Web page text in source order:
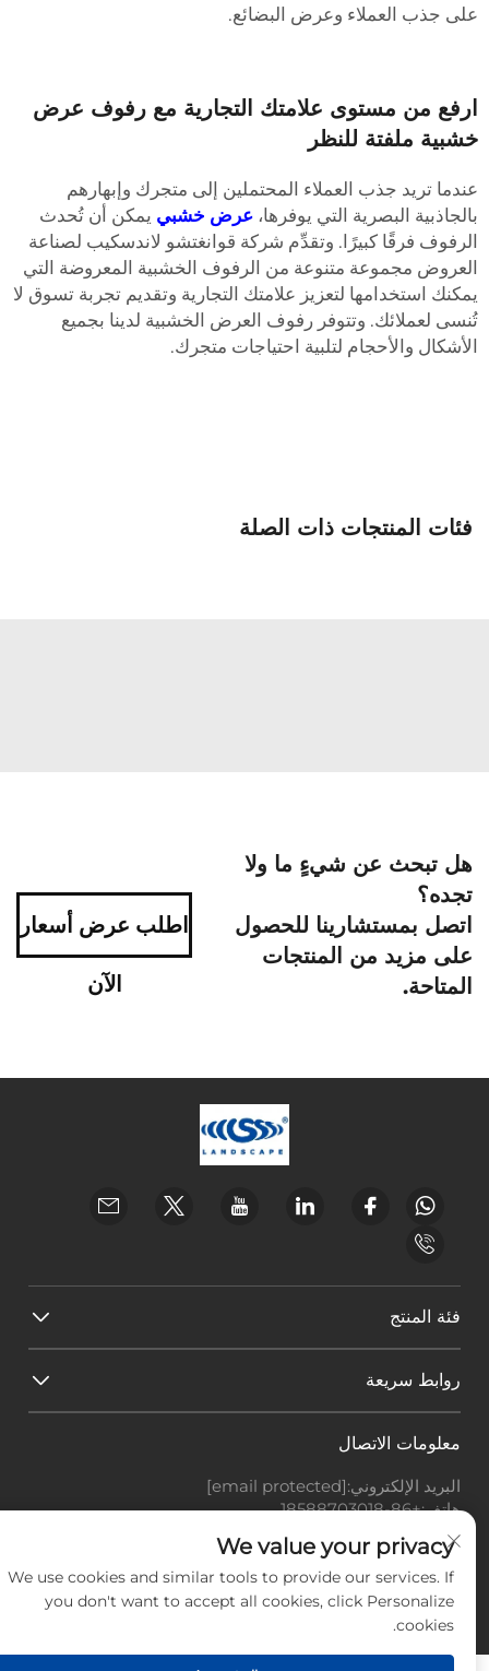
جذب العملاء وعرض البضائع.
من مستوى علامتك التجارية مع رفوف عرض
ملفتة للنظر
تريد جذب العملاء المحتملين إلى متجرك وإبهارهم
البصرية التي يوفرها،عرض خشبي يمكن أن تُحدث
فرقًا كبيرًا. وتقدِّم شركة قوانغتشو لاندسكيب لصناعة
مجموعة متنوعة من الرفوف الخشبية المعروضة التي
استخدامها لتعزيز علامتك التجارية وتقديم تجربة تسوق لا
لعملائك. وتتوفر رفوف العرض الخشبية لدينا بجميع
والأحجام لتلبية احتياجات متجرك.
فئات المنتجات ذات الصلة
هل تبحث عن شيءٍ ما ولا
تجده؟
اتصل بمستشارينا للحصول
على مزيد من المنتجات
المتاحة.
اطلب عرض أسعار
الآن
فئة المنتج
روابط سريعة
معلومات الاتصال
البريد الإلكتروني:[email protected]
هاتف:+86-18588703018
باييون، مدينة قوانغتشو، مقاطعة قوانغدونغ
حقوق النشر © شركة قوانغتشو لاندسكيب للتكنولوجيا
المحدودة، جميع الحقوق محفوظة. -
سياسة الخصوصية المدونة
We value your privacy
We use cookies and similar tools to provide our services. If
you don't want to accept all cookies, click Personalize
cookies.